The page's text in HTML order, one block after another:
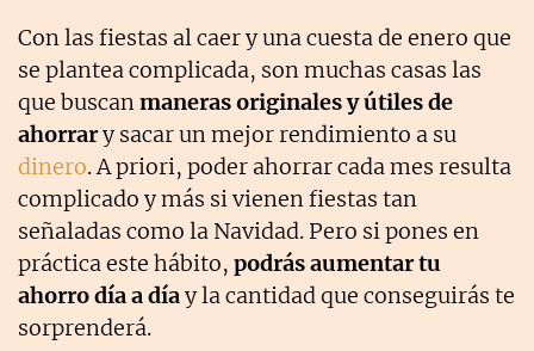
Con las fiestas al caer y una cuesta de enero que
se plantea complicada, son muchas casas las
que buscanmaneras originales y útiles de
ahorrary sacar un mejor rendimiento a su
dinero. A priori, poder ahorrar cada mes resulta
complicado y más si vienen fiestas tan
señaladas como la Navidad. Pero si pones en
práctica este hábito, podrás aumentar tu
ahorro día a díay la cantidad que conseguirás te
sorprenderá.